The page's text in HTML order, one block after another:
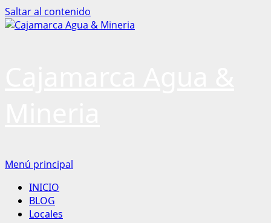
Saltar al contenido
Menú principal
INICIO
BLOG
Locales